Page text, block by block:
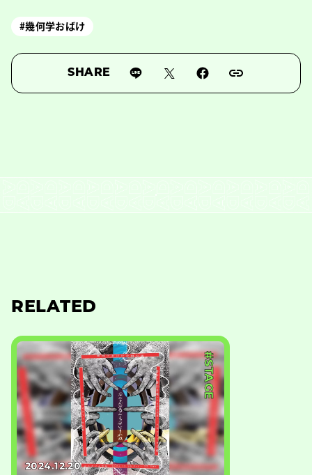
#幾何学おばけ
SHARE
RELATED
#STAGE
2024.12.20